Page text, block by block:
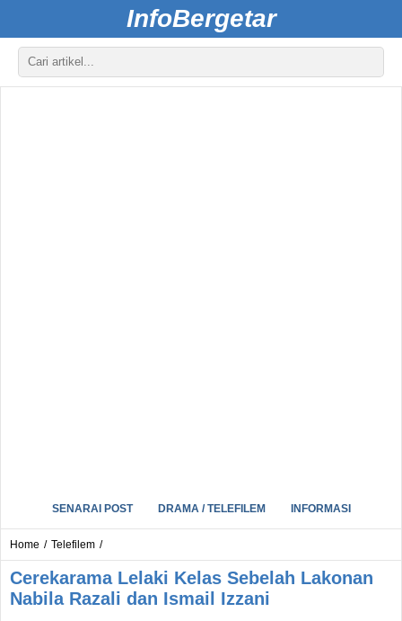
InfoBergetar
SENARAI POST DRAMA / TELEFILEM INFORMASI
Home / Telefilem /
Cerekarama Lelaki Kelas Sebelah Lakonan
Nabila Razali dan Ismail Izzani